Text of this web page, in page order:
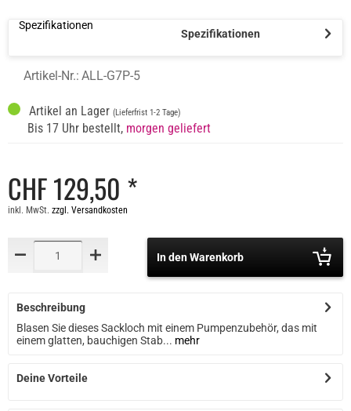
Spezifikationen
Spezifikationen
Artikel-Nr.: ALL-G7P-5
Artikel an Lager (Lieferfrist 1-2 Tage)
Bis 17 Uhr bestellt, morgen geliefert
CHF 129,50 *
inkl. MwSt. zzgl. Versandkosten
In den Warenkorb
Beschreibung
Blasen Sie dieses Sackloch mit einem Pumpenzubehör, das mit
einem glatten, bauchigen Stab... mehr
Deine Vorteile